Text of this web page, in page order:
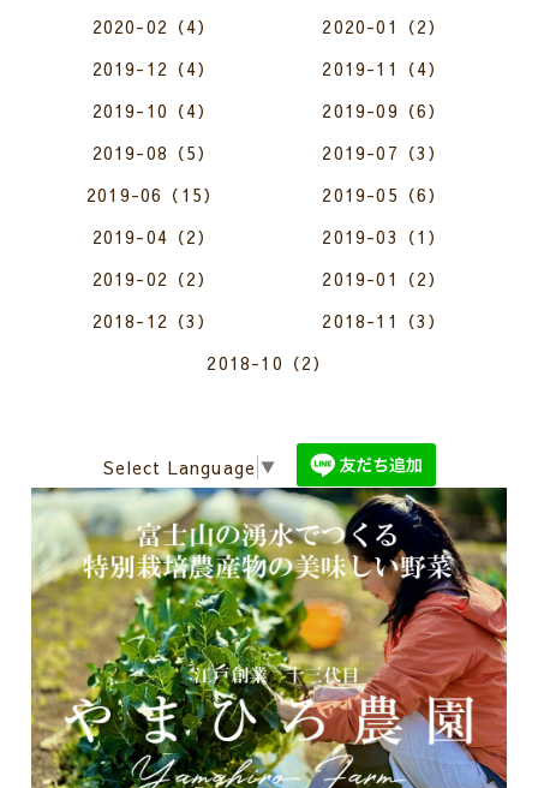
2020-02（4）
2020-01（2）
2019-12（4）
2019-11（4）
2019-10（4）
2019-09（6）
2019-08（5）
2019-07（3）
2019-06（15）
2019-05（6）
2019-04（2）
2019-03（1）
2019-02（2）
2019-01（2）
2018-12（3）
2018-11（3）
2018-10（2）
Select Language ▼